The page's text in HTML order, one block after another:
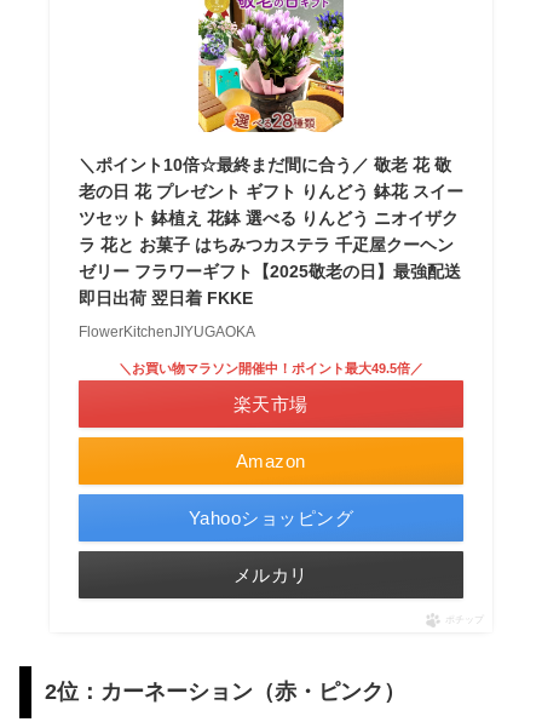
＼ポイント10倍☆最終まだ間に合う／ 敬老 花 敬
老の日 花 プレゼント ギフト りんどう 鉢花 スイー
ツセット 鉢植え 花鉢 選べる りんどう ニオイザク
ラ 花と お菓子 はちみつカステラ 千疋屋クーヘン
ゼリー フラワーギフト【2025敬老の日】最強配送
即日出荷 翌日着 FKKE
FlowerKitchenJIYUGAOKA
Amazon
＼お買い物マラソン開催中！ポイント最大49.5倍／
楽天市場
Yahooショッピング
メルカリ
ポチップ
2位：カーネーション（赤・ピンク）